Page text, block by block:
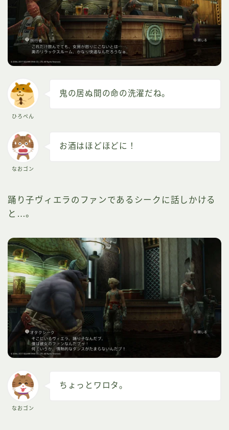
ひろぺん
鬼の居ぬ間の命の洗濯だね。
なおゴン
お酒はほどほどに！
踊り子ヴィエラのファンであるシークに話しかける
と…。
なおゴン
ちょっとワロタ。